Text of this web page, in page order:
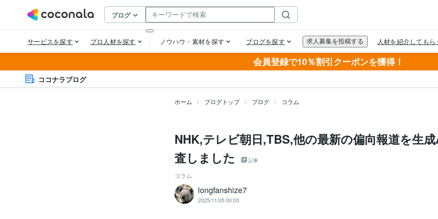
会員登録で10％割引クーポンを獲得！
ココナラブログ
ホーム ブログトップ ブログ コラム
NHK,テレビ朝日,TBS,他の最新の偏向報道を生
査しました
記事
コラム
longfanshize7
2025/11/05 00:03